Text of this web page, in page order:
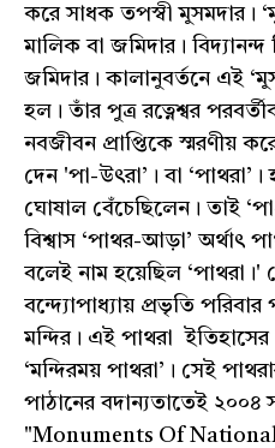
করে সাধক তপস্বী মুসমদার।
মালিক বা জমিদার।
জমিদার। কালানুবর্তনে এই
হল।‌ তাঁর পুত্র রত্নেশ্বর
নবজীবন প্রাপ্তিকে স্মরণীয়
দেন 'পা-উৎরা’। বা ‘পাথরা’।
ঘোষাল বেঁচেছিলেন। তাই
বিশ্বাস ‘পাথর-আড়া’ অর্থাৎ
বলেই নাম হয়েছিল ‘পাথরা।'
বন্দ্যোপাধ্যায় প্রভৃতি পরিবার
মন্দির। এই পাথরা
‘মন্দিরময় পাথরা’। সেই
পাঠানের বদান্যতাতেই ২০০৪
"Monuments Of